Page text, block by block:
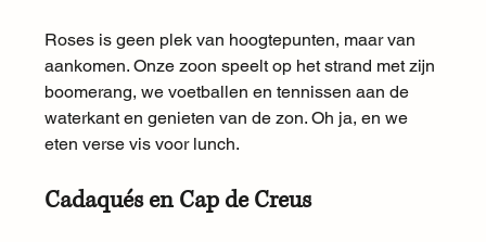
Roses is geen plek van hoogtepunten, maar van
aankomen. Onze zoon speelt op het strand met zijn
boomerang, we voetballen en tennissen aan de
waterkant en genieten van de zon. Oh ja, en we
eten verse vis voor lunch.
Cadaqués en Cap de Creus